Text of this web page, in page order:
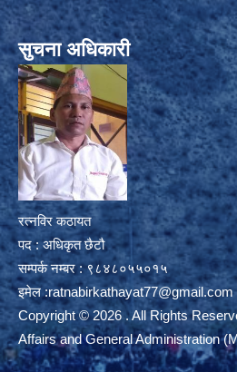
सुचना अधिकारी
रत्नविर कठायत
पद : अधिकृत छैटौ
सम्पर्क नम्बर : ९८४८०५५०१५
इमेल :ratnabirkathayat77@gmail.com
Copyright © 2026 . All Rights
Affairs and General Administration